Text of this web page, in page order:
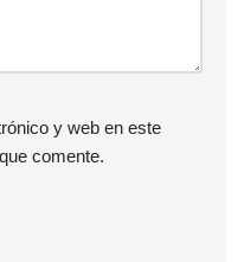
y web en este
comente.